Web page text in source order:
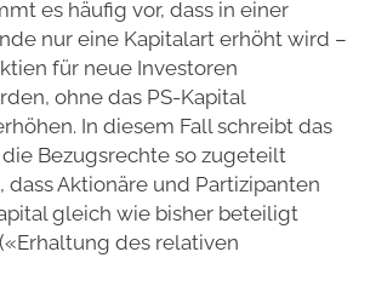
es häufig vor, dass in einer
nur eine Kapitalart erhöht wird –
für neue Investoren
ohne das PS-Kapital
In diesem Fall schreibt das
die Bezugsrechte so zugeteilt
Aktionäre und Partizipanten
gleich wie bisher beteiligt
des relativen